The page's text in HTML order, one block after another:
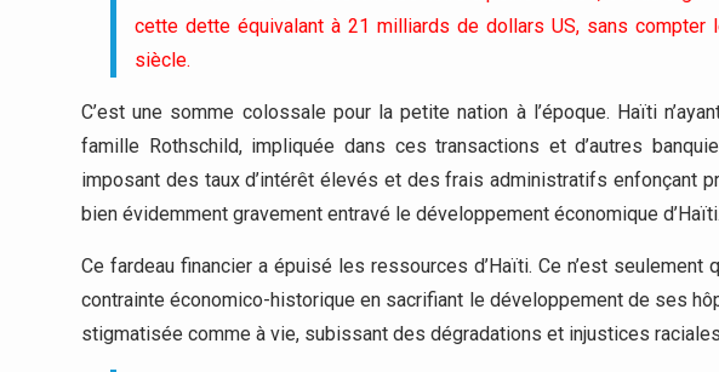
cette dette équivalant à 21 milliards de dollars US, sans compter
siècle.
C’est une somme colossale pour la petite nation à l’époque. Haïti
famille Rothschild, impliquée dans ces transactions et d’autres
imposant des taux d’intérêt élevés et des frais administratifs enfonçant
bien évidemment gravement entravé le développement économique d’Haïti.
Ce fardeau financier a épuisé les ressources d’Haïti. Ce n’est seulement
contrainte économico-historique en sacrifiant le développement de ses
stigmatisée comme à vie, subissant des dégradations et injustices